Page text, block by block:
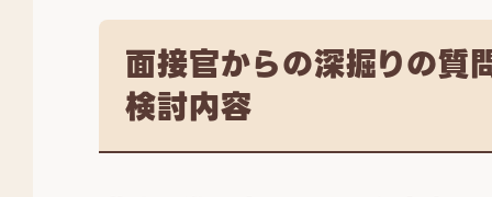
面接官からの深掘りの質
検討内容